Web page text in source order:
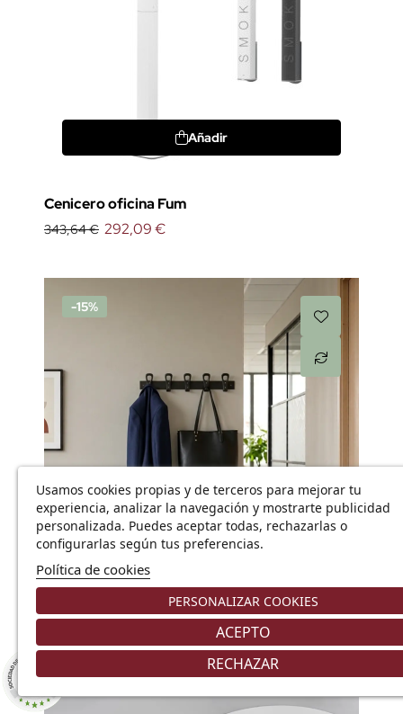
Añadir
Cenicero oficina Fum
343,64 € 292,09 €
-15%
Perchero oficina de pared
83,49 € 70,97 €
Usamos cookies propias y de terceros para mejorar tu
experiencia, analizar la navegación y mostrarte publicidad
personalizada. Puedes aceptar todas, rechazarlas o
configurarlas según tus preferencias.
Política de cookies
PERSONALIZAR COOKIES
RECHAZAR
ACEPTO
8.9/10